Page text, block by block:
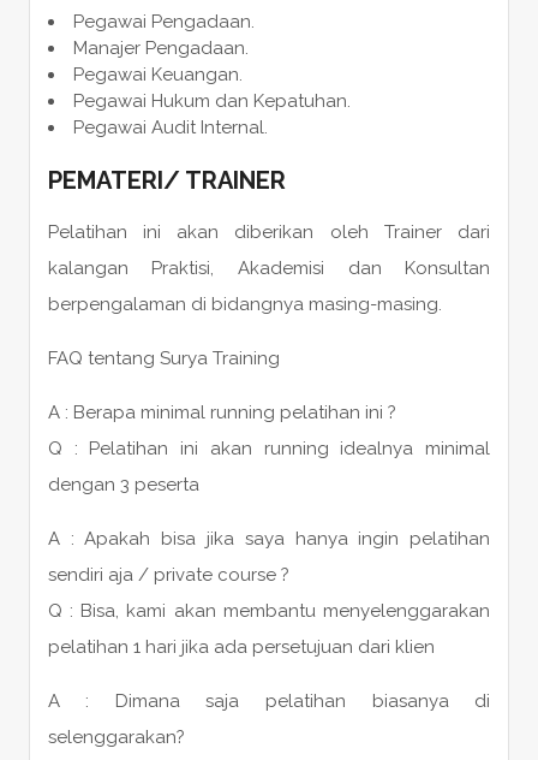
Pegawai Pengadaan.
Manajer Pengadaan.
Pegawai Keuangan.
Pegawai Hukum dan Kepatuhan.
Pegawai Audit Internal.
PEMATERI/ TRAINER
Pelatihan ini akan diberikan oleh Trainer dari
kalangan Praktisi, Akademisi dan Konsultan
berpengalaman di bidangnya masing-masing.
FAQ tentang Surya Training
A : Berapa minimal running pelatihan ini ?
Q : Pelatihan ini akan running idealnya minimal
dengan 3 peserta
A : Apakah bisa jika saya hanya ingin pelatihan
sendiri aja / private course ?
Q : Bisa, kami akan membantu menyelenggarakan
pelatihan 1 hari jika ada persetujuan dari klien
A : Dimana saja pelatihan biasanya di
selenggarakan?